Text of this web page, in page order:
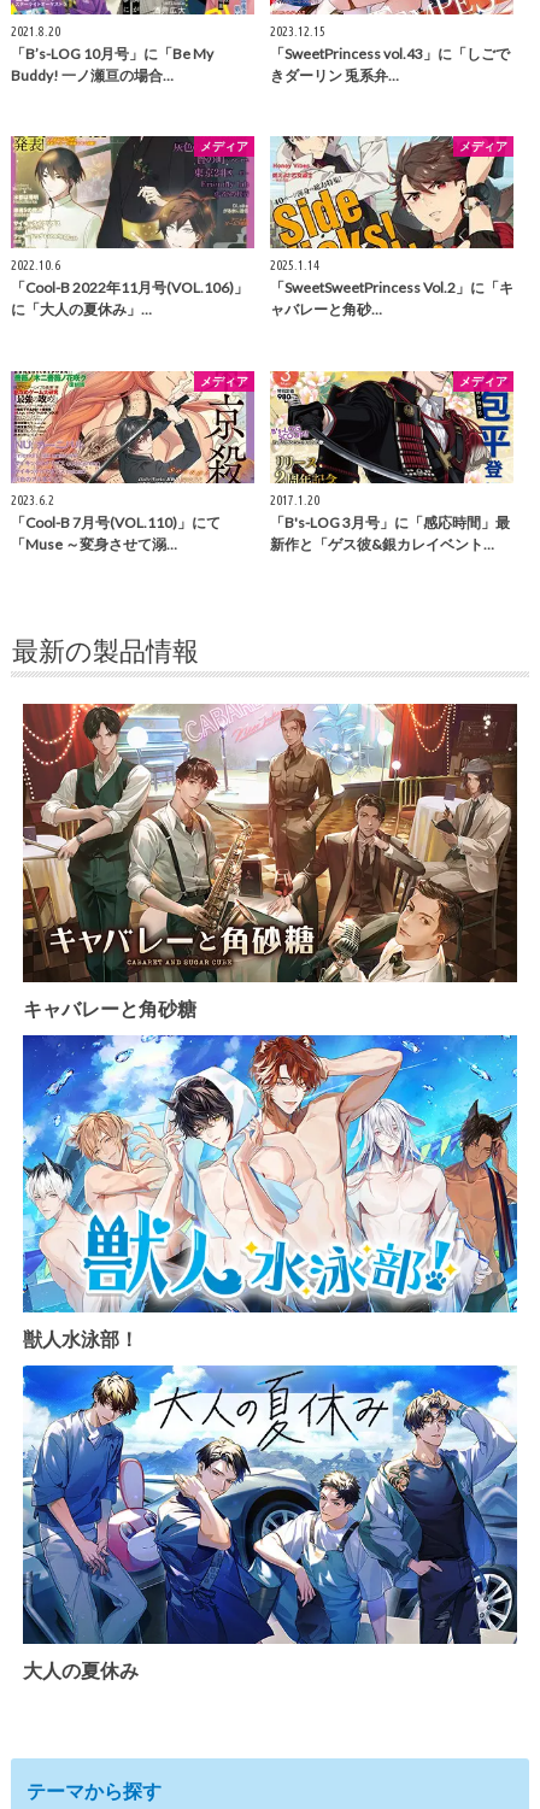
2021.8.20
「B’s-LOG 10月号」に「Be My
Buddy! 一ノ瀬亘の場合…
2023.12.15
「SweetPrincess vol.43」に「しごで
きダーリン 兎系弁…
メディア
2022.10.6
「Cool-B 2022年11月号(VOL.106)」
に「大人の夏休み」…
メディア
2025.1.14
「SweetSweetPrincess Vol.2」に「キ
ャバレーと角砂…
メディア
2023.6.2
「Cool-B 7月号(VOL.110)」にて
「Muse ～変身させて溺…
メディア
2017.1.20
「B's-LOG 3月号」に「感応時間」最
新作と「ゲス彼&銀カレイベント…
最新の製品情報
キャバレーと角砂糖
獣人水泳部！
大人の夏休み
テーマから探す